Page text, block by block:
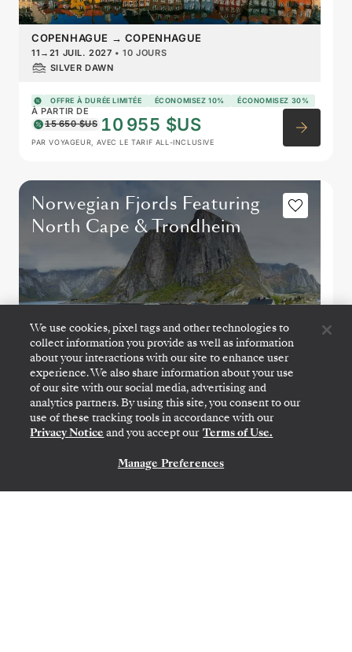
COPENHAGUE → COPENHAGUE
11 → 21 JUIL. 2027 •10 JOURS
SILVER DAWN
OFFRE À DURÉE LIMITÉE ÉCONOMISEZ 10% ÉCONOMISEZ 30%
À PARTIR DE
15 650 $US 10 955 $US
PAR VOYAGEUR, AVEC LE TARIF ALL-INCLUSIVE
Norwegian Fjords Featuring
North Cape & Trondheim
COPENHAGUE → COPENHAGUE
21 MAI→5 JUIN 2027•15 JOURS
We use cookies, pixel tags and other technologies to
collect information you provide as well as information
about your interactions with our site to enhance user
experience. We also share information about your use
of our site with our social media, advertising and
analytics partners. By using this site, you consent to our
use of these tracking tools in accordance with our
Privacy Notice and you accept our Terms of Use.
Manage Preferences